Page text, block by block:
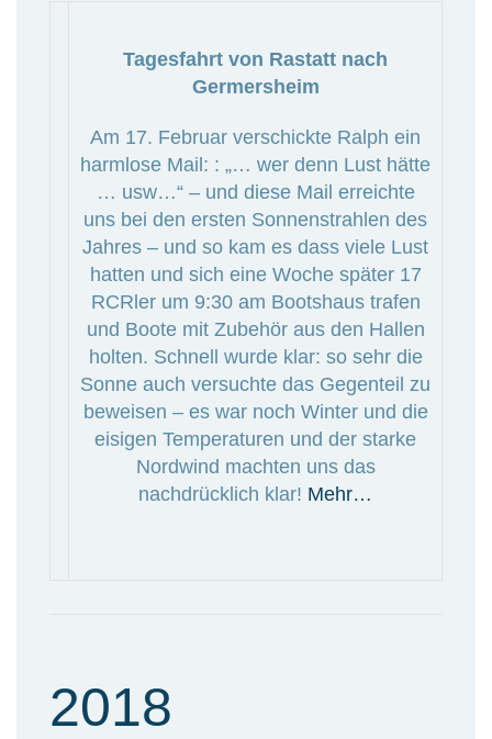
Tagesfahrt von Rastatt nach
Germersheim
Am 17. Februar verschickte Ralph ein
harmlose Mail: : „… wer denn Lust hätte
… usw…“ – und diese Mail erreichte
uns bei den ersten Sonnenstrahlen des
Jahres – und so kam es dass viele Lust
hatten und sich eine Woche später 17
RCRler um 9:30 am Bootshaus trafen
und Boote mit Zubehör aus den Hallen
holten. Schnell wurde klar: so sehr die
Sonne auch versuchte das Gegenteil zu
beweisen – es war noch Winter und die
eisigen Temperaturen und der starke
Nordwind machten uns das
nachdrücklich klar! Mehr…
2018